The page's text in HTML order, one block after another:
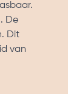
De
Dit
van